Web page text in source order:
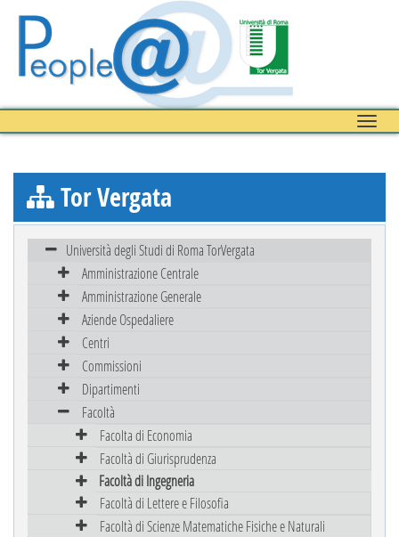
Toggle
Tor Vergata
Università degli Studi di Roma TorVergata
Amministrazione Centrale
Amministrazione Generale
Aziende Ospedaliere
Centri
Commissioni
Dipartimenti
Facoltà
Facolta di Economia
Facoltà di Giurisprudenza
Facoltà di Ingegneria
Facoltà di Lettere e Filosofia
Facoltà di Scienze Matematiche Fisiche e Naturali